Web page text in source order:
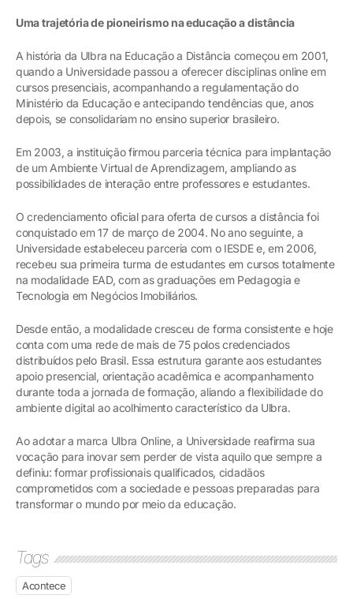
Uma trajetória de pioneirismo na educação a distância
A história da Ulbra na Educação a Distância começou em 2001,
quando a Universidade passou a oferecer disciplinas online em
cursos presenciais, acompanhando a regulamentação do
Ministério da Educação e antecipando tendências que, anos
depois, se consolidariam no ensino superior brasileiro.
Em 2003, a instituição firmou parceria técnica para implantação
de um Ambiente Virtual de Aprendizagem, ampliando as
possibilidades de interação entre professores e estudantes.
O credenciamento oficial para oferta de cursos a distância foi
conquistado em 17 de março de 2004. No ano seguinte, a
Universidade estabeleceu parceria com o IESDE e, em 2006,
recebeu sua primeira turma de estudantes em cursos totalmente
na modalidade EAD, com as graduações em Pedagogia e
Tecnologia em Negócios Imobiliários.
Desde então, a modalidade cresceu de forma consistente e hoje
conta com uma rede de mais de 75 polos credenciados
distribuídos pelo Brasil. Essa estrutura garante aos estudantes
apoio presencial, orientação acadêmica e acompanhamento
durante toda a jornada de formação, aliando a flexibilidade do
ambiente digital ao acolhimento característico da Ulbra.
Ao adotar a marca Ulbra Online, a Universidade reafirma sua
vocação para inovar sem perder de vista aquilo que sempre a
definiu: formar profissionais qualificados, cidadãos
comprometidos com a sociedade e pessoas preparadas para
transformar o mundo por meio da educação.
Tags
Acontece